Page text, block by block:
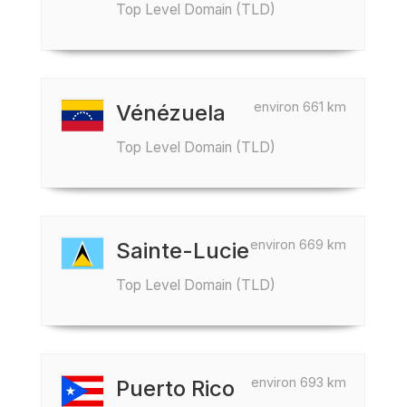
Top Level Domain (TLD)
environ 661 km
Vénézuela
Top Level Domain (TLD)
environ 669 km
Sainte-Lucie
Top Level Domain (TLD)
environ 693 km
Puerto Rico